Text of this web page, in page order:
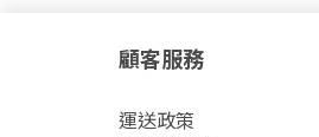
顧客服務
運送政策